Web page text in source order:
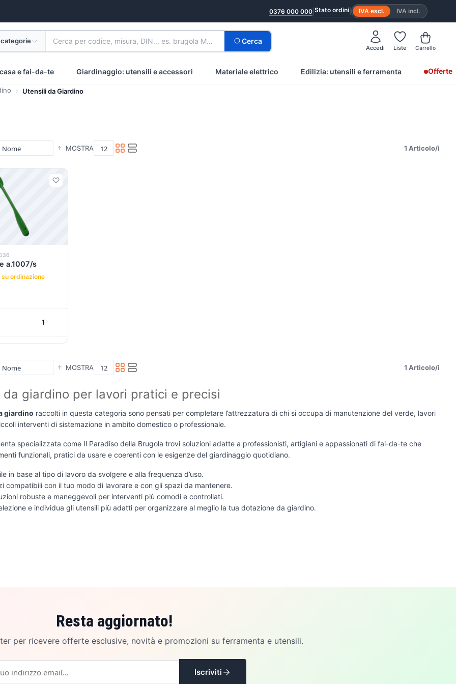
0376 000 000 Stato ordini IVA escl. IVA incl.
Cerca per codice, misura, DIN... es. brugola M8 inox Cerca
Accedi Liste Carrello
e fai-da-te Giardinaggio: utensili e accessori Materiale elettrico Edilizia: utensili e ferramenta Offerte
Utensili da Giardino
MOSTRA 1 Articolo/i
a.1007/s
ordinazione
MOSTRA 1 Articolo/i
giardino per lavori pratici e precisi
giardino raccolti in questa categoria sono pensati per completare l’attrezzatura di chi si occupa di manutenzione del verde, lavori
interventi di sistemazione in ambito domestico o professionale.
specializzata come Il Paradiso della Brugola trovi soluzioni adatte a professionisti, artigiani e appassionati di fai-da-te che
funzionali, pratici da usare e coerenti con le esigenze del giardinaggio quotidiano.
in base al tipo di lavoro da svolgere e alla frequenza d’uso.
compatibili con il tuo modo di lavorare e con gli spazi da mantenere.
robuste e maneggevoli per interventi più comodi e controllati.
e individua gli utensili più adatti per organizzare al meglio la tua dotazione da giardino.
Resta aggiornato!
per ricevere offerte esclusive, novità e promozioni su ferramenta e utensili.
Iscriviti